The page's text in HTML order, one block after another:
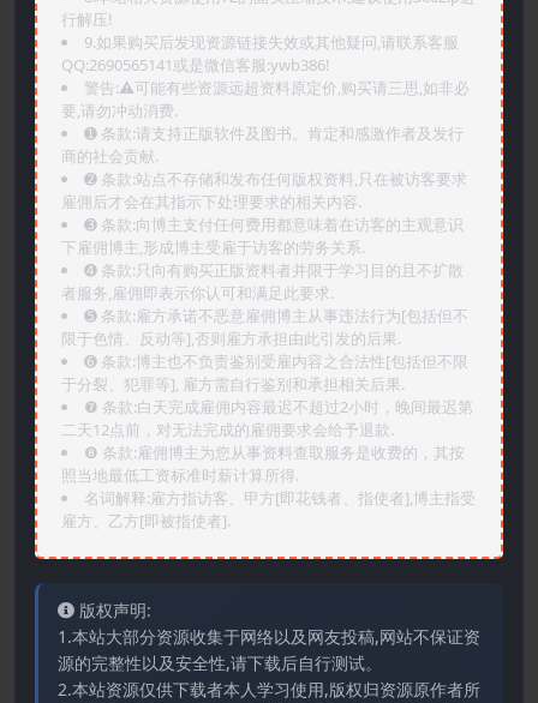
行解压!
9.如果购买后发现资源链接失效或其他疑问,请联系客服
QQ:2690565141或是微信客服:ywb386!
警告:⚠️可能有些资源远超资料原定价,购买请三思,如非必
要,请勿冲动消费.
➊️ 条款:请支持正版软件及图书。肯定和感激作者及发行
商的社会贡献.
➋️ 条款:站点不存储和发布任何版权资料,只在被访客要求
雇佣后才会在其指示下处理要求的相关内容.
➌️ 条款:向博主支付任何费用都意味着在访客的主观意识
下雇佣博主,形成博主受雇于访客的劳务关系.
➍️ 条款:只向有购买正版资料者并限于学习目的且不扩散
者服务,雇佣即表示你认可和满足此要求.
➎ 条款:雇方承诺不恶意雇佣博主从事违法行为[包括但不
限于色情、反动等],否则雇方承担由此引发的后果.
➏️ 条款:博主也不负责鉴别受雇内容之合法性[包括但不限
于分裂、犯罪等], 雇方需自行鉴别和承担相关后果.
❼ 条款:白天完成雇佣内容最迟不超过2小时，晚间最迟第
二天12点前，对无法完成的雇佣要求会给予退款.
❽ 条款:雇佣博主为您从事资料查取服务是收费的，其按
照当地最低工资标准时薪计算所得.
名词解释:雇方指访客、甲方[即花钱者、指使者],博主指受
雇方、乙方[即被指使者].
版权声明:
1.本站大部分资源收集于网络以及网友投稿,网站不保证资
源的完整性以及安全性,请下载后自行测试。
2.本站资源仅供下载者本人学习使用,版权归资源原作者所